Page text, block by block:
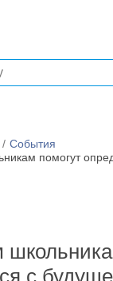
События
помогут
с